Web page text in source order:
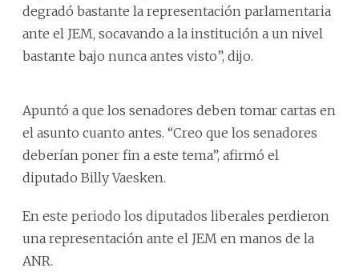
degradó bastante la representación parlamentaria
ante el JEM, socavando a la institución a un nivel
bastante bajo nunca antes visto”, dijo.
Apuntó a que los senadores deben tomar cartas en
el asunto cuanto antes. “Creo que los senadores
deberían poner fin a este tema”, afirmó el
diputado Billy Vaesken.
En este periodo los diputados liberales perdieron
una representación ante el JEM en manos de la
ANR.